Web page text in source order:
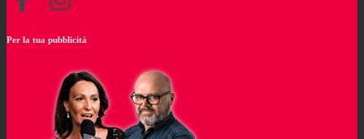
Per la tua pubblicità